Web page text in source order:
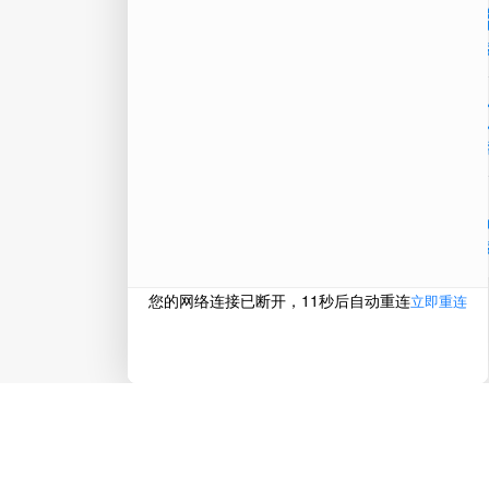
微
在
电